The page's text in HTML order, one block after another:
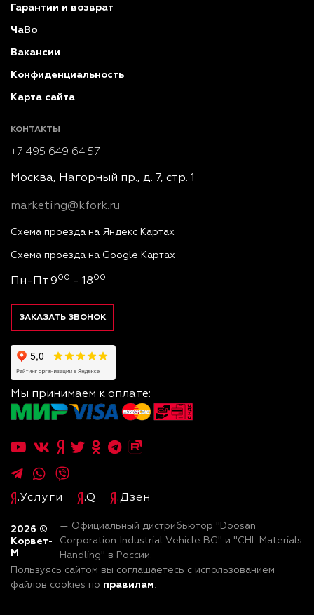
Гарантии и возврат
ЧаВо
Вакансии
Конфиденциальность
Карта сайта
КОНТАКТЫ
+7 495 649 64 57
Москва, Нагорный пр., д. 7, стр. 1
marketing@kfork.ru
Схема проезда на Яндекс Картах
Схема проезда на Google Картах
Пн-Пт 900 - 1800
ЗАКАЗАТЬ ЗВОНОК
Мы принимаем к оплате:
.Услуги .Q .Дзен
2026 ©
Корвет-
М
— Официальный дистрибьютор "Doosan
Corporation Industrial Vehicle BG" и "CHL Materials
Handling" в России.
Пользуясь сайтом вы соглашаетесь с использованием
файлов cookies по правилам